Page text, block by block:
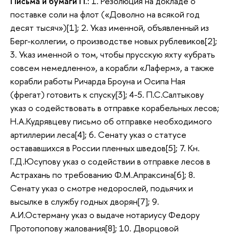
поставке соли на флот («Доволно на всякой год
десят тысяч»)[1]; 2. Указ именной, объявленный из
Берг-коллегии, о производстве новых рублевиков[2];
3. Указ именной о том, чтобы прусскую яхту «убрать
совсем немедленно», а корабли «Лаферм», а также
корабли работы Ричарда Броуна и Осипа Ная
(фрегат) готовить к спуску[3]; 4-5. П.С.Салтыкову
указ о содействовать в отправке корабельных лесов;
Н.А.Кудрявцеву письмо об отправке необходимого
артиллерии леса[4]; 6. Сенату указ о статусе
остававшихся в России пленных шведов[5]; 7. Кн.
Г.Д.Юсупову указ о содействии в отправке лесов в
Астрахань по требованию Ф.М.Апраксина[6]; 8.
Сенату указ о смотре недорослей, подьячих и
высылке в службу годных дворян[7]; 9.
А.И.Остерману указ о выдаче нотариусу Федору
Протопопову жалования[8]; 10. Дворцовой